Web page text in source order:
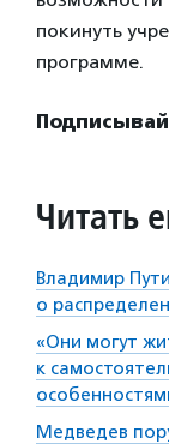
покинуть
программе.
Читать
Владимир
о
«Они могут
к
Медведев